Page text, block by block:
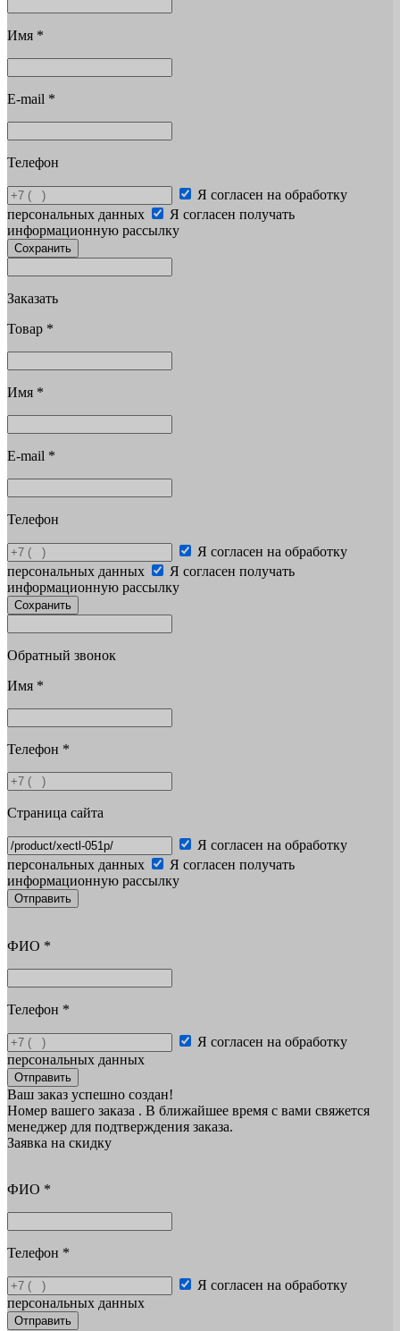
Имя *
E-mail *
Телефон
Я согласен на обработку
персональных данных
Я согласен получать
информационную рассылку
Сохранить
Заказать
Товар *
Имя *
E-mail *
Телефон
Я согласен на обработку
персональных данных
Я согласен получать
информационную рассылку
Сохранить
Обратный звонок
Имя *
Телефон *
Страница сайта
Я согласен на обработку
персональных данных
Я согласен получать
информационную рассылку
Отправить
ФИО *
Телефон *
Я согласен на обработку
персональных данных
Отправить
Ваш заказ успешно создан!
Номер вашего заказа . В ближайшее время с вами свяжется
менеджер для подтверждения заказа.
Заявка на скидку
ФИО *
Телефон *
Я согласен на обработку
персональных данных
Отправить